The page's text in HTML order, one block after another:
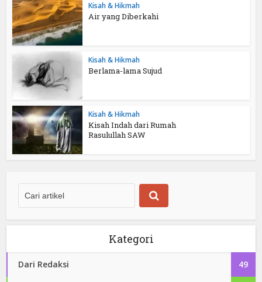
Kisah & Hikmah
Air yang Diberkahi
Kisah & Hikmah
Berlama-lama Sujud
Kisah & Hikmah
Kisah Indah dari Rumah
Rasulullah SAW
Kategori
Dari Redaksi 49